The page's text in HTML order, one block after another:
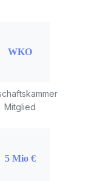
Mitglied